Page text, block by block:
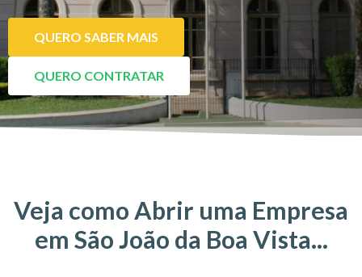
QUERO SABER MAIS
QUERO CONTRATAR
Veja como Abrir uma Empresa
em São João da Boa Vista...